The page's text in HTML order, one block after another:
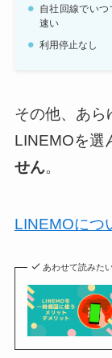
自社回線でい
速い
利用停止なし
その他、あら
LINEMOを選
せん。
LINEMOにつ
あわせて読みた